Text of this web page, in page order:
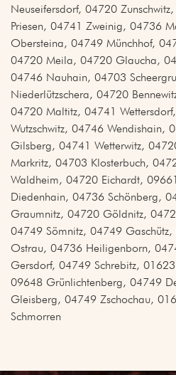
Neuseifersdorf, 04720
Priesen, 04741 Zweinig, 04736
Obersteina, 04749 Münchhof,
04720 Meila, 04720 Glaucha,
04746 Nauhain, 04703
Niederlützschera, 04720
04720 Maltitz, 04741
Wutzschwitz, 04746 Wendishain,
Gilsberg, 04741 Wetterwitz,
Markritz, 04703 Klosterbuch,
Waldheim, 04720 Eichardt,
Diedenhain, 04736 Schönberg,
Graumnitz, 04720 Göldnitz,
04749 Sömnitz, 04749
Ostrau, 04736 Heiligenborn,
Gersdorf, 04749 Schrebitz,
09648 Grünlichtenberg, 04749
Gleisberg, 04749 Zschochau,
Schmorren